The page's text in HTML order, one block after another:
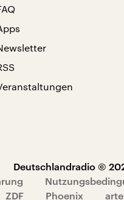
Deutschlandradio ©
ZDF Phoenix arte